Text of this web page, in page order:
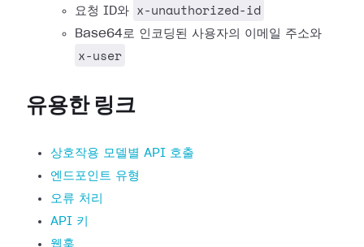
요청 ID와 x-unauthorized-id
Base64로 인코딩된 사용자의 이메일 주소와
x-user
유용한 링크
상호작용 모델별 API 호출
엔드포인트 유형
오류 처리
API 키
웹훅